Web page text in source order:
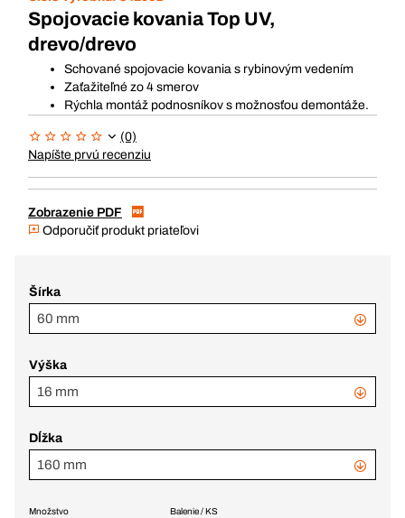
Spojovacie kovania Top UV,
drevo/drevo
Schované spojovacie kovania s rybinovým vedením
Zaťažiteľné zo 4 smerov
Rýchla montáž podnosníkov s možnosťou demontáže.
(0)
Napíšte prvú recenziu
Zobrazenie PDF
Odporučiť produkt priateľovi
Šírka
60 mm
Výška
16 mm
Dĺžka
160 mm
Balenie / KS
Množstvo